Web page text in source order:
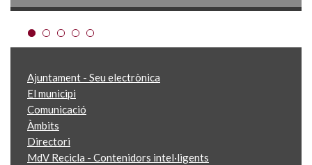
Ajuntament - Seu electrònica
El municipi
Comunicació
Àmbits
Directori
MdV Recicla - Contenidors intel·ligents